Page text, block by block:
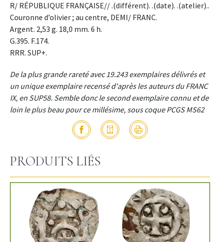
R/ RÉPUBLIQUE FRANÇAISE// .(différent). .(date). .(atelier)..
Couronne d’olivier ; au centre, DEMI/ FRANC.
Argent. 2,53 g. 18,0 mm. 6 h.
G.395. F.174.
RRR. SUP+.
De la plus grande rareté avec 19.243 exemplaires délivrés et
un unique exemplaire recensé d'après les auteurs du FRANC
IX, en SUP58. Semble donc le second exemplaire connu et de
loin le plus beau pour ce millésime, sous coque PCGS MS62
PRODUITS LIÉS